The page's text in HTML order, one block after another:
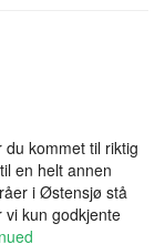
kommet til riktig
en helt annen
i Østensjø stå
vi kun godkjente